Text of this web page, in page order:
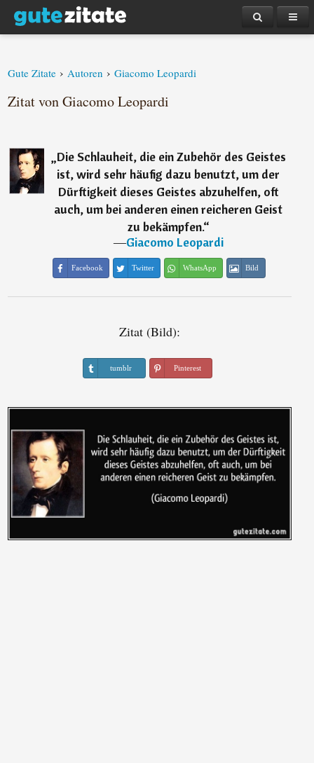
Gute Zitate › Autoren › Giacomo Leopardi
Zitat von Giacomo Leopardi
„Die Schlauheit, die ein Zubehör des Geistes
ist, wird sehr häufig dazu benutzt, um der
Dürftigkeit dieses Geistes abzuhelfen, oft
auch, um bei anderen einen reicheren Geist
zu bekämpfen.“
―Giacomo Leopardi
Facebook Twitter WhatsApp Bild
Zitat (Bild):
tumblr Pinterest